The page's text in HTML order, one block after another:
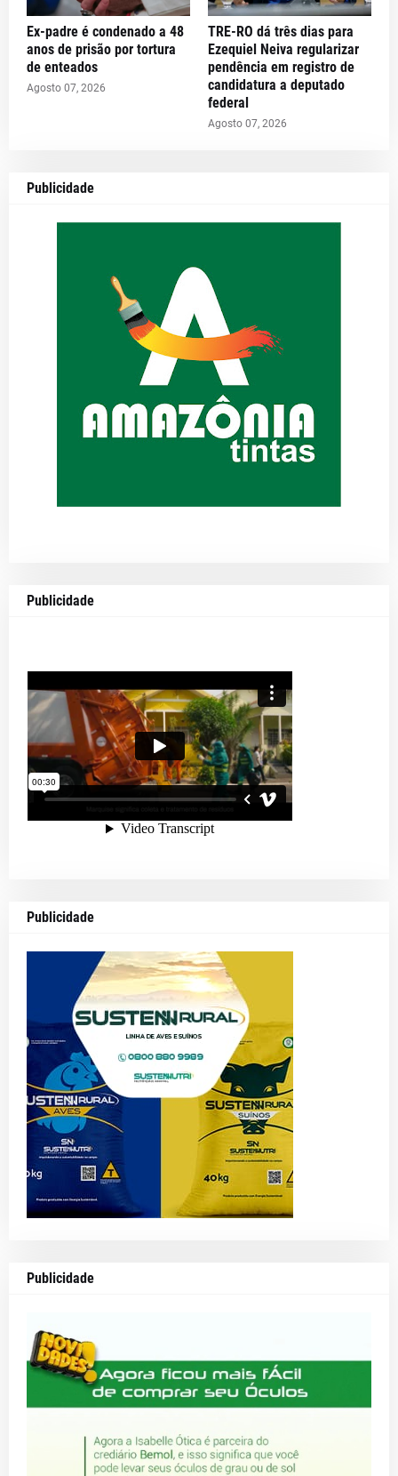
Ex-padre é condenado a 48
anos de prisão por tortura
de enteados
Agosto 07, 2026
TRE-RO dá três dias para
Ezequiel Neiva regularizar
pendência em registro de
candidatura a deputado
federal
Agosto 07, 2026
Publicidade
Publicidade
Publicidade
Publicidade